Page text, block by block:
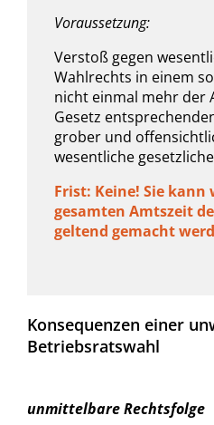
Voraussetzung:
Verstoß gegen
Wahlrechts in einem
nicht einmal mehr der
Gesetz
grober und
wesentliche
Frist: Keine! Sie kann
gesamten Amtszeit
geltend gemacht
Konsequenzen einer
Betriebsratswahl
unmittelbare Rechtsfolge